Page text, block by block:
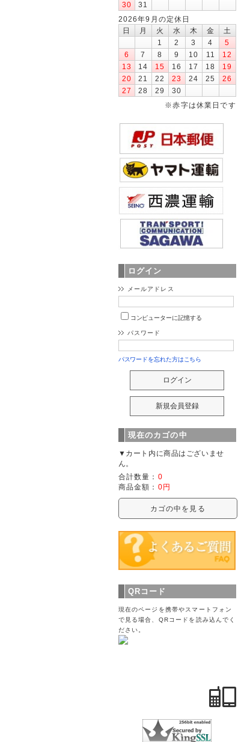
30
31
2026年9月の定休日
日
月 火 水 木 金
土
1
2 3 4
5
6
7 8 9 10 11
12
13
14 15 16 17 18
19
20
21 22 23 24 25
26
27
28 29
30
※赤字は休業日です
ログイン
メールアドレス
コンピューターに記憶する
パスワード
パスワードを忘れた方はこちら
現在のカゴの中
▼カート内に商品はございませ
ん。
合計数量： 0
商品金額： 0円
カゴの中を見る
QRコード
現在のページを携帯やスマートフォン
で見る場合、QRコードを読み込んでく
ださい。